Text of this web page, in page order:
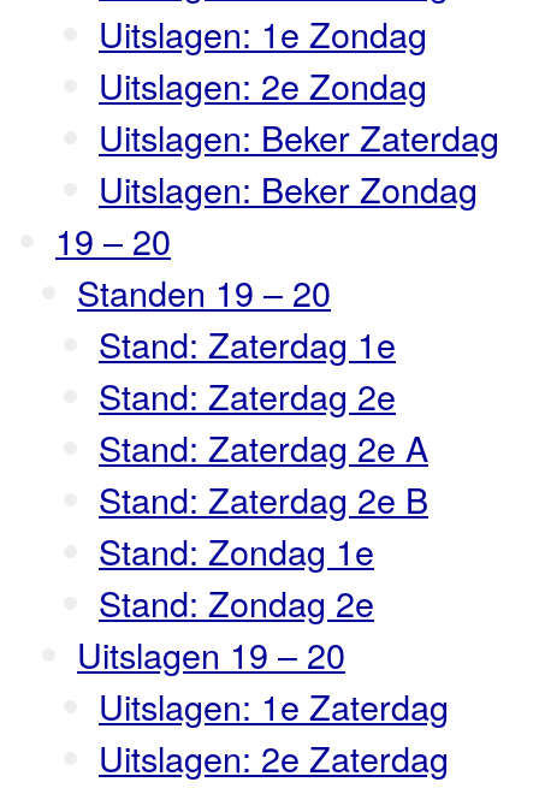
Uitslagen: 1e Zondag
Uitslagen: 2e Zondag
Uitslagen: Beker Zaterdag
Uitslagen: Beker Zondag
19 – 20
Standen 19 – 20
Stand: Zaterdag 1e
Stand: Zaterdag 2e
Stand: Zaterdag 2e A
Stand: Zaterdag 2e B
Stand: Zondag 1e
Stand: Zondag 2e
Uitslagen 19 – 20
Uitslagen: 1e Zaterdag
Uitslagen: 2e Zaterdag